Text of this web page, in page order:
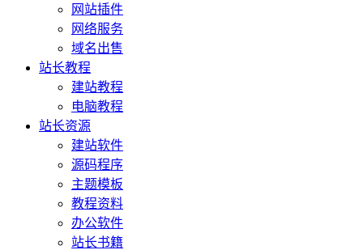
网站插件
网络服务
域名出售
站长教程
建站教程
电脑教程
站长资源
建站软件
源码程序
主题模板
教程资料
办公软件
站长书籍